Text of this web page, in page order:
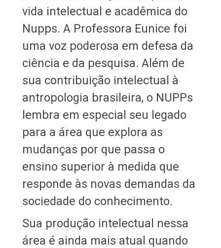
vida intelectual e acadêmica do
Nupps. A Professora Eunice foi
uma voz poderosa em defesa da
ciência e da pesquisa. Além de
sua contribuição intelectual à
antropologia brasileira, o NUPPs
lembra em especial seu legado
para a área que explora as
mudanças por que passa o
ensino superior à medida que
responde às novas demandas da
sociedade do conhecimento.
Sua produção intelectual nessa
área é ainda mais atual quando